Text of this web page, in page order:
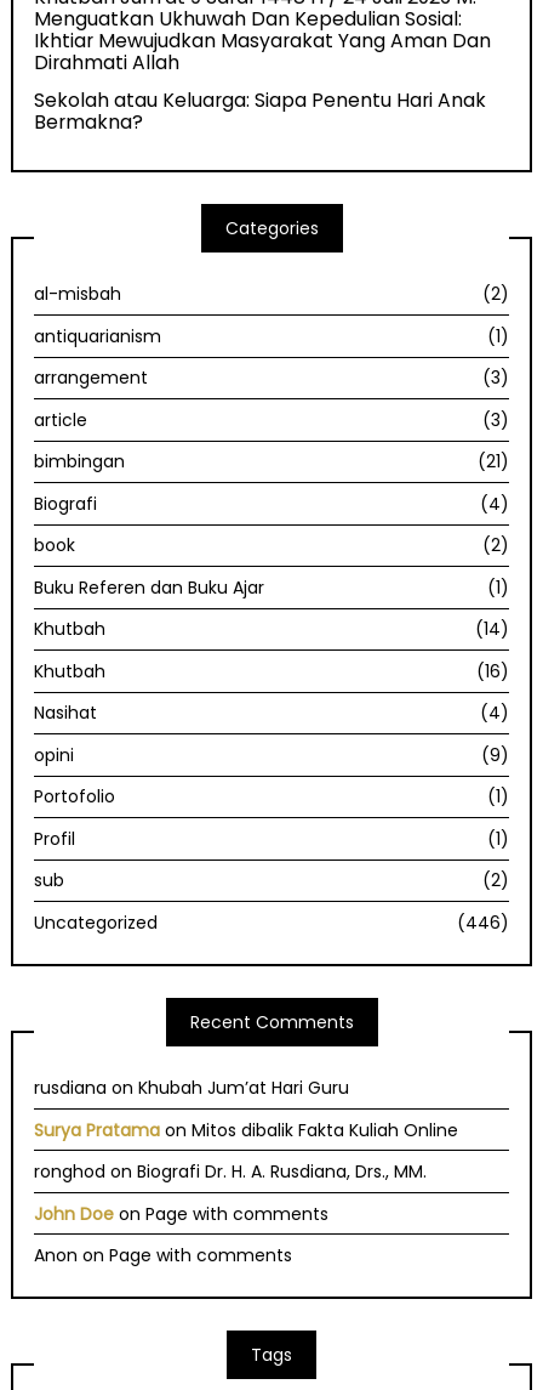
Menguatkan Ukhuwah Dan Kepedulian Sosial:
Ikhtiar Mewujudkan Masyarakat Yang Aman Dan
Dirahmati Allah
Sekolah atau Keluarga: Siapa Penentu Hari Anak
Bermakna?
Categories
al-misbah
(2)
antiquarianism
(1)
arrangement
(3)
article
(3)
bimbingan
(21)
Biografi
(4)
book
(2)
Buku Referen dan Buku Ajar
(1)
Khutbah
(14)
Khutbah
(16)
Nasihat
(4)
opini
(9)
Portofolio
(1)
Profil
(1)
sub
(2)
Uncategorized
(446)
Recent Comments
rusdiana onKhubah Jum’at Hari Guru
Surya Pratama onMitos dibalik Fakta Kuliah Online
ronghod onBiografi Dr. H. A. Rusdiana, Drs., MM.
John Doe onPage with comments
Anon onPage with comments
Tags